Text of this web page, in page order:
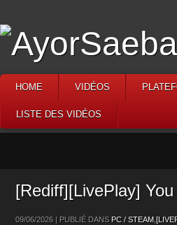
HOME VIDÉOS
LISTE DES VIDÉOS
[Rediff][LivePlay]
09/06/2026 | PUBLIÉ DANS PC / STEAM